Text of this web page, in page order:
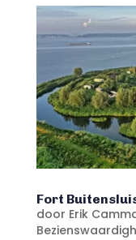
Fort
door Erik